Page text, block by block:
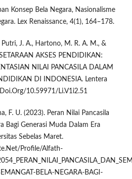
Konsep Bela Negara, Nasionalisme
Lex Renaissance, 4(1), 164–178.
Putri, J. A., Hartono, M. R. A. M., &
AKSES PENDIDIKAN:
NILAI PANCASILA DALAM
DI INDONESIA. Lentera
10.59971/Li.V1i2.51
F. U. (2023). Peran Nilai Pancasila
Bagi Generasi Muda Dalam Era
Sebelas Maret.
Profile/Alfath-
BELA-NEGARA-BAGI-